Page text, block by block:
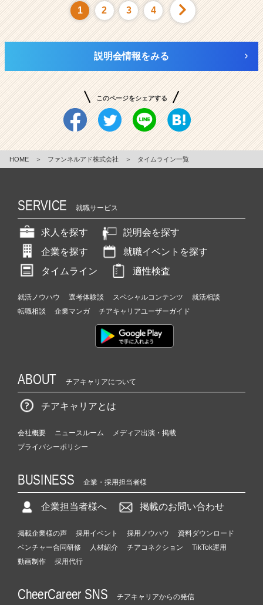
1 2 3 4
説明会情報をみる
このページをシェアする
HOME ＞ ファンネルアド株式会社 ＞ タイムライン一覧
SERVICE 就職サービス
求人を探す
説明会を探す
企業を探す
就職イベントを探す
タイムライン
適性検査
就活ノウハウ 選考体験談 スペシャルコンテンツ
就活相談
転職相談
企業マンガ チアキャリアユーザーガイド
ABOUT チアキャリアについて
チアキャリアとは
会社概要 ニュースルーム
メディア出演・掲載
プライバシーポリシー
BUSINESS 企業・採用担当者様
企業担当者様へ 掲載のお問い合わせ
掲載企業様の声 採用イベント 採用ノウハウ
資料ダウンロード
ベンチャー合同研修
人材紹介 チアコネクション
TikTok運用
動画制作
採用代行
CheerCareer SNS チアキャリアからの発信